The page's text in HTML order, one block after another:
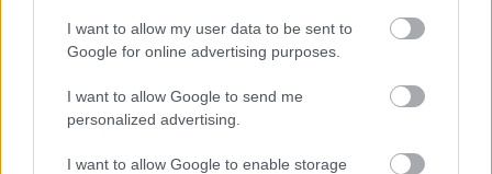
I want to allow my user data to be sent to
Google for online advertising purposes.
I want to allow Google to send me
personalized advertising.
I want to allow Google to enable storage
Az úgynevezett „Crashgate" csak a következő
évben került napvilágra, miután Piquet Jr.-t
következtében Flavio Briatore csapatfőnök
élethosszig tartó eltiltást kapott az F1-ből. Briatore